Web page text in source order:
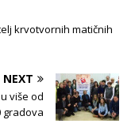
krvotvornih matičnih
NEXT
više od
gradova